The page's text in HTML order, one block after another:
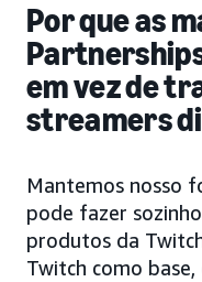
Por que as
em vez de
streamers
Mantemos nosso
pode fazer
produtos da
Twitch como